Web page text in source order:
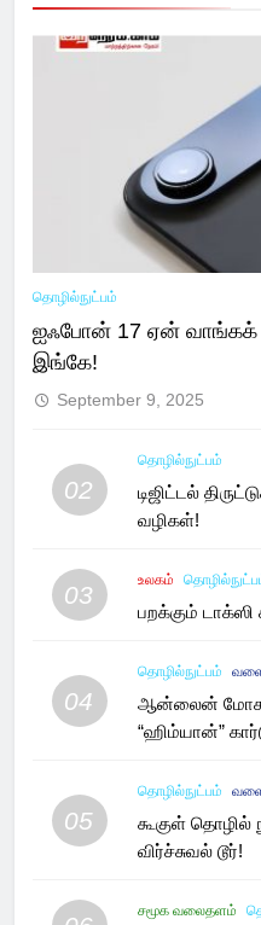
தொழில்நுட்பம்
ஐஃபோன் 17 ஏன் வாங்கக்
இங்கே!
September 9, 2025
02
தொழில்நுட்பம்
டிஜிட்டல்
வழிகள்!
03
உலகம்
பறக்கும் டாக்ஸி
04
தொழில்நுட்பம்
ஆன்லைன்
“ஹிம்யான்”
05
தொழில்நுட்பம்
கூகுள் தொழில்
விர்ச்சுவல் டூர்!
சமூக வலைதளம்